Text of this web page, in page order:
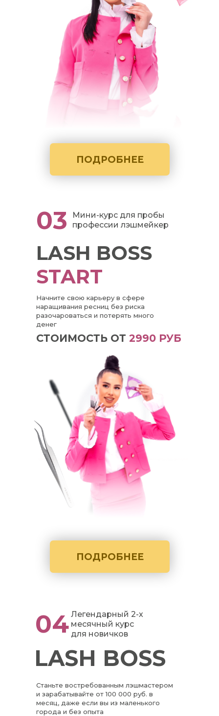
ПОДРОБНЕЕ
ПОДРОБНЕЕ
LASH BOSS
START
Мини-курс для пробы
профессии лэшмейкер
СТОИМОСТЬ ОТ 2990 РУБ
03
Начните свою карьеру в сфере
наращивания ресниц без риска
разочароваться и потерять много
денег
LASH BOSS
Легендарный 2-х
месячный курс
для новичков
04
Станьте востребованным лэшмастером
и зарабатывайте от 100 000 руб. в
месяц, даже если вы из маленького
города и без опыта